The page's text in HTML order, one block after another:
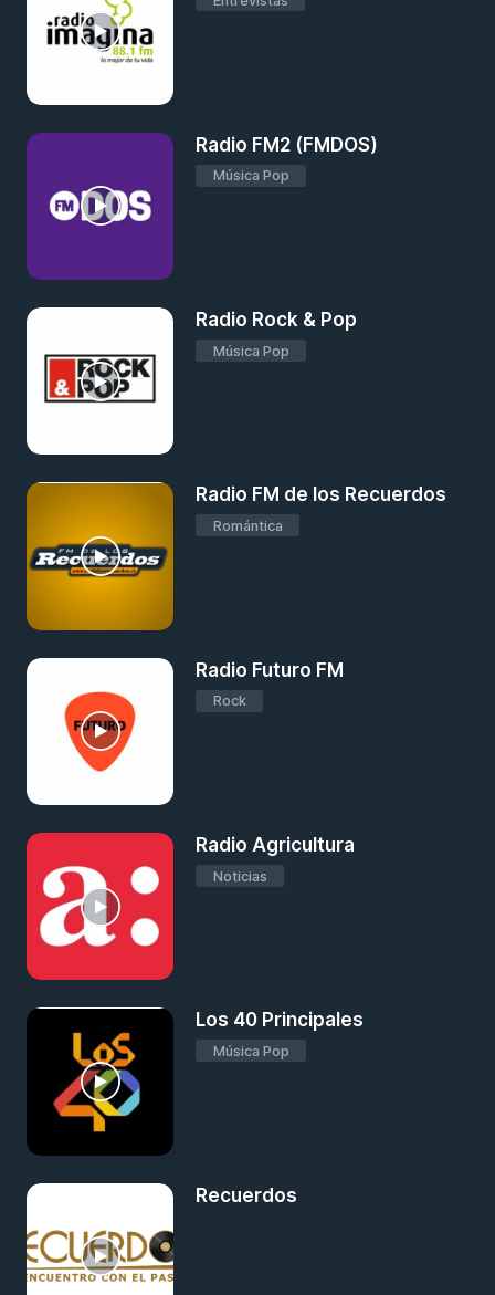
Radio FM2 (FMDOS)
Música Pop
Radio Rock & Pop
Música Pop
Radio FM de los Recuerdos
Romántica
Radio Futuro FM
Rock
Radio Agricultura
Noticias
Los 40 Principales
Música Pop
Recuerdos